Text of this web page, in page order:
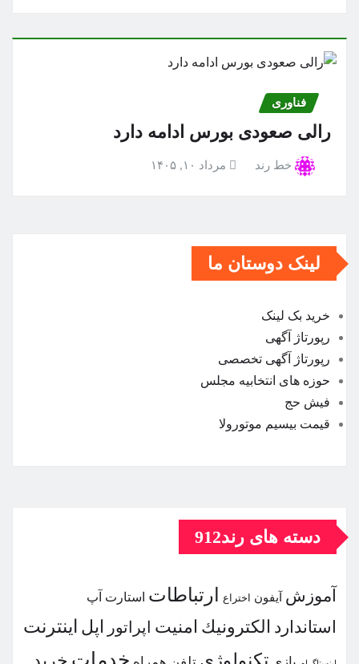
فناوری
رالی صعودی بورس ادامه دارد
خط رند مرداد ۱۰, ۱۴۰۵
لینک دوستان ما
خرید بک لینک
رپورتاژ آگهی
رپورتاژ آگهی تخصصی
حوزه های انتخابیه مجلس
فیش حج
قیمت بیسیم موتورولا
دسته های رند912
آموزش آیفون اختراع ارتباطات استارت آپ
استاندارد الكترونیك امنیت اپراتور اپل اینترنت